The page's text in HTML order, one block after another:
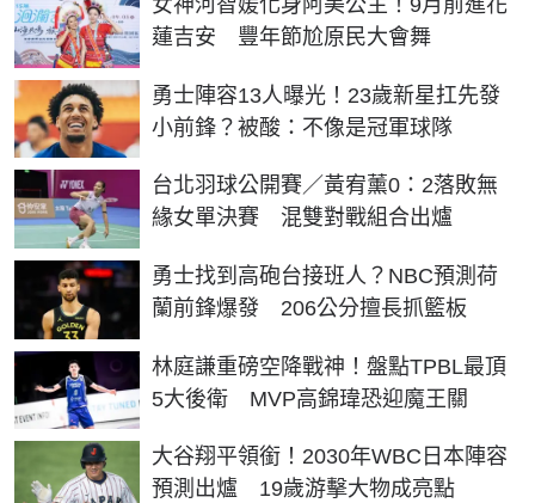
女神河智媛化身阿美公主！9月前進花
蓮吉安 豐年節尬原民大會舞
勇士陣容13人曝光！23歲新星扛先發
小前鋒？被酸：不像是冠軍球隊
台北羽球公開賽／黃宥薰0：2落敗無
緣女單決賽 混雙對戰組合出爐
勇士找到高砲台接班人？NBC預測荷
蘭前鋒爆發 206公分擅長抓籃板
林庭謙重磅空降戰神！盤點TPBL最頂
5大後衛 MVP高錦瑋恐迎魔王關
大谷翔平領銜！2030年WBC日本陣容
預測出爐 19歲游擊大物成亮點